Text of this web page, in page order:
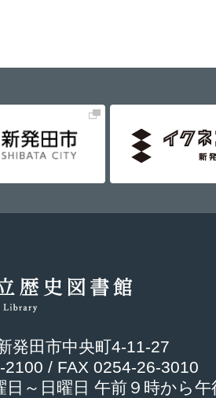
発田市中央町4-11-27
2100 / FAX 0254-26-3010
日～日曜日 午前９時から